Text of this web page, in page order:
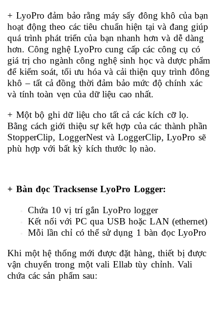
+ LyoPro đảm bảo rằng máy sấy đông khô của bạn
hoạt động theo các tiêu chuẩn hiện tại và đang giúp
quá trình phát triển của bạn nhanh hơn và dễ dàng
hơn. Công nghệ LyoPro cung cấp các công cụ có
giá trị cho ngành công nghệ sinh học và dược phẩm
để kiểm soát, tối ưu hóa và cải thiện quy trình đông
khô – tất cả đồng thời đảm bảo mức độ chính xác
và tính toàn vẹn của dữ liệu cao nhất.
+ Một bộ ghi dữ liệu cho tất cả các kích cỡ lọ.
Bằng cách giới thiệu sự kết hợp của các thành phần
StopperClip, LoggerNest và LoggerClip, LyoPro sẽ
phù hợp với bất kỳ kích thước lọ nào.
+ Bàn đọc Tracksense LyoPro Logger:
Chứa 10 vị trí gắn LyoPro logger
Kết nối với PC qua USB hoặc LAN (ethernet)
Mỗi lần chỉ có thể sử dụng 1 bàn đọc LyoPro
Khi một hệ thống mới được đặt hàng, thiết bị được
vận chuyển trong một vali Ellab tùy chỉnh. Vali
chứa các sản phẩm sau: